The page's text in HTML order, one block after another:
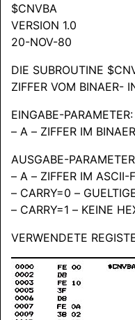
$CNVBA
VERSION 1.0
20-NOV-80
DIE SUBROUTINE
ZIFFER VOM BINAER-
EINGABE-PARAMETER:
– A – ZIFFER IM
AUSGABE-
– A – ZIFFER IM ASCII-
– CARRY=0 –
– CARRY=1 – KEINE
VERWENDETE